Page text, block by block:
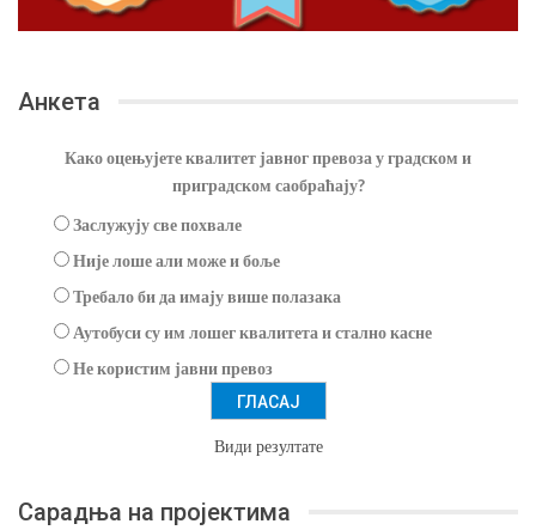
Анкета
Како оцењујете квалитет јавног превоза у градском и
приградском саобраћају?
Заслужују све похвале
Није лоше али може и боље
Требало би да имају више полазака
Аутобуси су им лошег квалитета и стално касне
Не користим јавни превоз
Види резултате
Сарадња на пројектима